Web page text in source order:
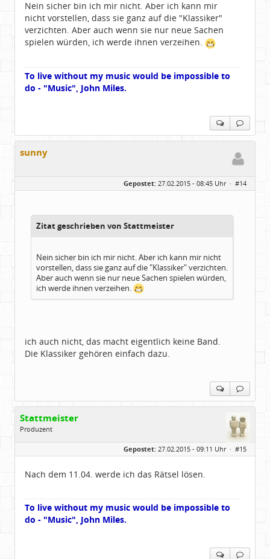
Nein sicher bin ich mir nicht. Aber ich kann mir
nicht vorstellen, dass sie ganz auf die "Klassiker"
verzichten. Aber auch wenn sie nur neue Sachen
spielen würden, ich werde ihnen verzeihen.
To live without my music would be impossible to
do - "Music", John Miles.
sunny
Gepostet: 27.02.2015 - 08:45 Uhr · #14
Zitat geschrieben von Stattmeister
Nein sicher bin ich mir nicht. Aber ich kann mir nicht
vorstellen, dass sie ganz auf die "Klassiker" verzichten.
Aber auch wenn sie nur neue Sachen spielen würden,
ich werde ihnen verzeihen.
ich auch nicht, das macht eigentlich keine Band.
Die Klassiker gehören einfach dazu.
Stattmeister
Produzent
Geschlecht:
Beiträge:
14322
Gepostet: 27.02.2015 - 09:11 Uhr · #15
Nach dem 11.04. werde ich das Rätsel lösen.
To live without my music would be impossible to
do - "Music", John Miles.